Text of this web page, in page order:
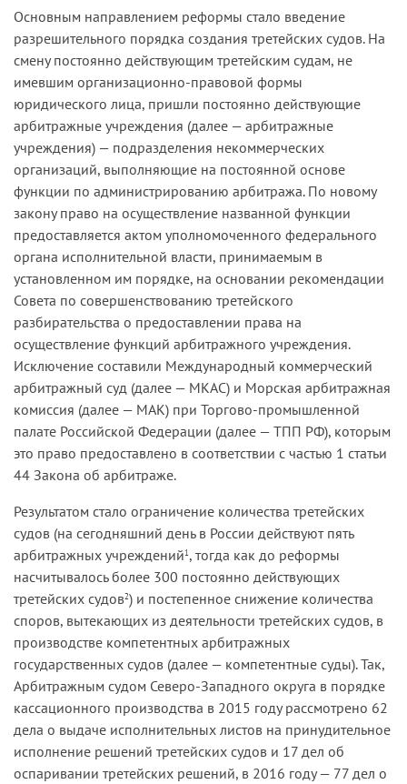
Основным направлением реформы стало введение
разрешительного порядка создания третейских судов. На
смену постоянно действующим третейским судам, не
имевшим организационно-правовой формы
юридического лица, пришли постоянно действующие
арбитражные учреждения (далее — арбитражные
учреждения) — подразделения некоммерческих
организаций, выполняющие на постоянной основе
функции по администрированию арбитража. По новому
закону право на осуществление названной функции
предоставляется актом уполномоченного федерального
органа исполнительной власти, принимаемым в
установленном им порядке, на основании рекомендации
Совета по совершенствованию третейского
разбирательства о предоставлении права на
осуществление функций арбитражного учреждения.
Исключение составили Международный коммерческий
арбитражный суд (далее — МКАС) и Морская арбитражная
комиссия (далее — МАК) при Торгово-промышленной
палате Российской Федерации (далее — ТПП РФ), которым
это право предоставлено в соответствии с частью 1 статьи
44 Закона об арбитраже.
Результатом стало ограничение количества третейских
судов (на сегодняшний день в России действуют пять
арбитражных учреждений1 , тогда как до реформы
насчитывалось более 300 постоянно действующих
третейских судов2) и постепенное снижение количества
споров, вытекающих из деятельности третейских судов, в
производстве компетентных арбитражных
государственных судов (далее — компетентные суды). Так,
Арбитражным судом Северо-Западного округа в порядке
кассационного производства в 2015 году рассмотрено 62
дела о выдаче исполнительных листов на принудительное
исполнение решений третейских судов и 17 дел об
оспаривании третейских решений, в 2016 году — 77 дел о